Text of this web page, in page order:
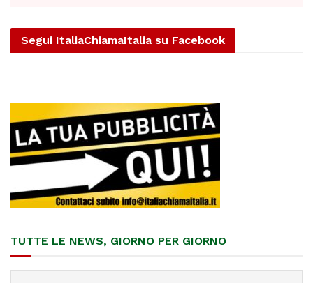
Segui ItaliaChiamaItalia su Facebook
TUTTE LE NEWS, GIORNO PER GIORNO